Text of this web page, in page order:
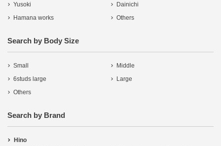
Yusoki
Dainichi
Hamana works
Others
Search by Body Size
Small
Middle
6studs large
Large
Others
Search by Brand
Hino